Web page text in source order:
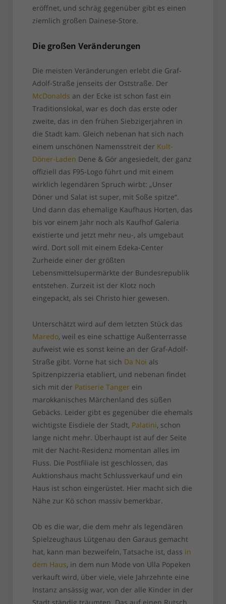
eröffnet, und schräg gegenüber gibt es einen
ziemlich großen Dainese-Store.
Die großen Veränderungen
Die meisten Veränderungen erlebt die Graf-
Adolf-Straße jenseits der Oststraße. Der
McDonalds an der Ecke ist schon fast ein
Traditionslokal, war es doch das erste oder
zweite, das in den frühen Siebzigerjahren in
die Stadt kam. Gleich nebenan hat sich nach
einem unschönen Namensstreit der Kult-
Döner-Laden Dene & Gör angesiedelt, der ganz
offiziell das F95-Logo führt und mit einem
wirklich legendären Spruch wirbt: „Unser
Döner und Salat ist super, mit Soße spitze“.
Und dann das ehemalige Kaufhaus Horten, das
bis vor einem Jahr noch als Kaufhof Galeria
existierte und jetzt mehr neu-, als umgebaut
wird. Dort soll mit einem Edeka-Center
Zurheide einer der größten
Lebensmittelsupermärkte der Bundesrepublik
entstehen. Zurzeit ist der Klotz noch
eingepackt, als sei Christo hier gewesen.
Unterschätzt wird auf dem letzten Stück das
Maredo, weil es eine schattige Außenterrasse
aufweist wie es sonst keine an der Graf-Adolf-
Straße gibt. Vorne hat sich Da Noi als
Spitzenpizzeria etabliert, und nebenan findet
sich mit der Patiserie Tangerein
marokkanisches Märchenland des süßen
Gebäcks. Leider gibt es gegenüber die ehemals
wichtigste Eisdiele der Stadt, Palatini, schon
lange nicht mehr. Überhaupt ist auf der Seite
mit der Nacht-Residenz momentan alles im
Fluss. Die Postfiliale ist geschlossen, das
Auktionshaus macht Schlussverkauf und ein
Haus ist schon eingerüstet. Hier macht sich die
Nähe zur Kö schon massiv bemerkbar.
Ob es die war, die dem mehr als legendären
Spielzeughaus Lütgenau den Garaus gemacht
hat, kann man bezweifeln, Tatsache ist, dass in
dem Haus, in dem nun Mode von Ulla Popeken
verkauft wird, über viele, viele Jahrzehnte eine
Instanz ansässig war, von der alle Kinder in der